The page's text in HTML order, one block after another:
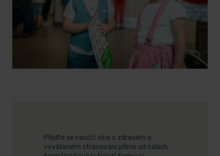
Přijďte se naučit více o zdravém a
vyváženém stravování přímo od našich